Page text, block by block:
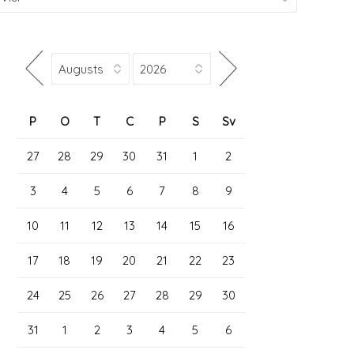
P O T C P S Sv
27 28 29 30 31 1 2
3 4 5 6 7 8 9
10 11 12 13 14 15 16
17 18 19 20 21 22 23
24 25 26 27 28 29 30
31 1 2 3 4 5 6